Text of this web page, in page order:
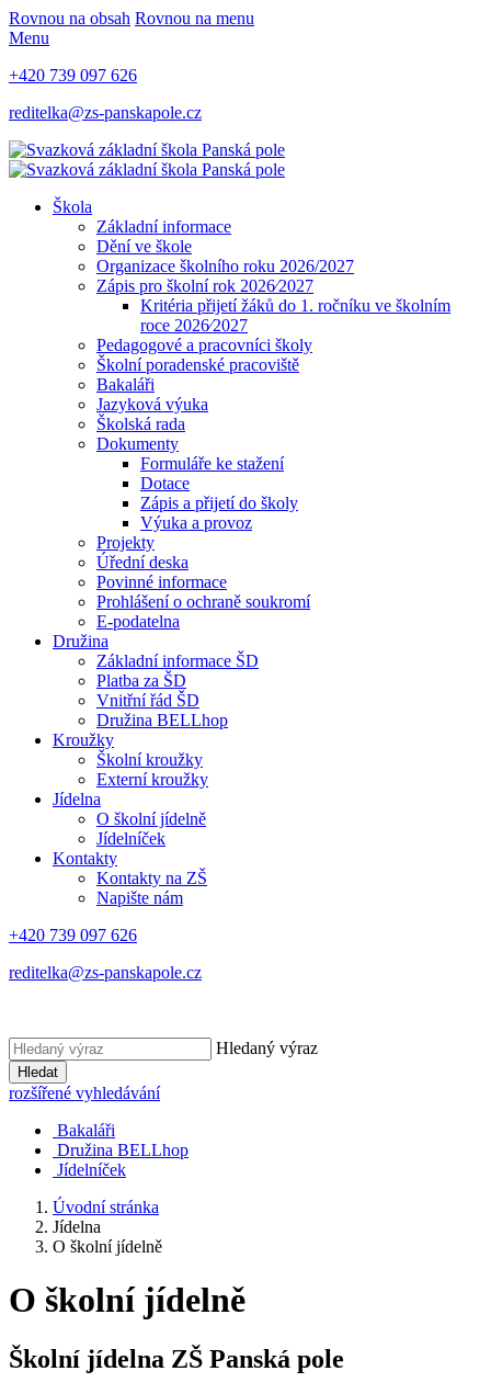
Rovnou na obsah Rovnou na menu
Menu
+420 739 097 626
reditelka@zs-panskapole.cz
Škola
Základní informace
Dění ve škole
Organizace školního roku 2026/2027
Zápis pro školní rok 2026⁄2027
Kritéria přijetí žáků do 1. ročníku ve školním
roce 2026⁄2027
Pedagogové a pracovníci školy
Školní poradenské pracoviště
Bakaláři
Jazyková výuka
Školská rada
Dokumenty
Formuláře ke stažení
Dotace
Zápis a přijetí do školy
Výuka a provoz
Projekty
Úřední deska
Povinné informace
Prohlášení o ochraně soukromí
E-podatelna
Družina
Základní informace ŠD
Platba za ŠD
Vnitřní řád ŠD
Družina BELLhop
Kroužky
Školní kroužky
Externí kroužky
Jídelna
O školní jídelně
Jídelníček
Kontakty
Kontakty na ZŠ
Napište nám
+420 739 097 626
reditelka@zs-panskapole.cz
Hledaný výraz
Hledat
rozšířené vyhledávání
Bakaláři
Družina BELLhop
Jídelníček
Úvodní stránka
Jídelna
O školní jídelně
O školní jídelně
Školní jídelna ZŠ Panská pole